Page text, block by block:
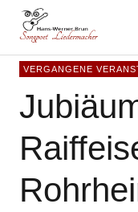
Hans-
VERGANGENE